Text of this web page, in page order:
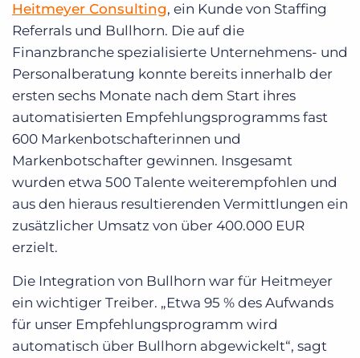
Heitmeyer Consulting, ein Kunde von Staffing
Referrals und Bullhorn. Die auf die
Finanzbranche spezialisierte Unternehmens- und
Personalberatung konnte bereits innerhalb der
ersten sechs Monate nach dem Start ihres
automatisierten Empfehlungsprogramms fast
600 Markenbotschafterinnen und
Markenbotschafter gewinnen. Insgesamt
wurden etwa 500 Talente weiterempfohlen und
aus den hieraus resultierenden Vermittlungen ein
zusätzlicher Umsatz von über 400.000 EUR
erzielt.
Die Integration von Bullhorn war für Heitmeyer
ein wichtiger Treiber. „Etwa 95 % des Aufwands
für unser Empfehlungsprogramm wird
automatisch über Bullhorn abgewickelt“, sagt